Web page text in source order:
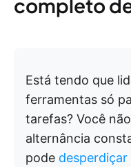
completo
Está tendo que
ferramentas só
tarefas? Você
alternância
pode